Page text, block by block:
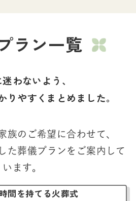
ラン一覧
わないよう、
りやすくまとめました。
族のご希望に合わせて、
た葬儀プランをご案内して
います。
間を持てる火葬式